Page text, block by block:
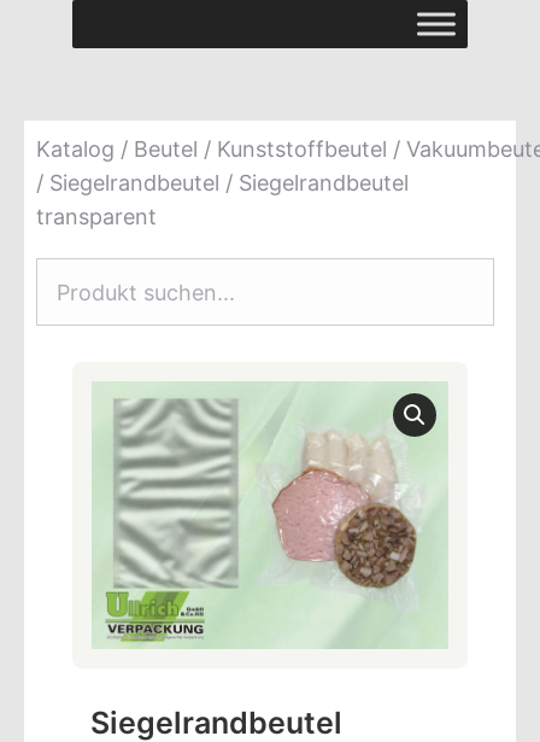
Katalog / Beutel / Kunststoffbeutel /
/ Siegelrandbeutel / Siegelrandbeutel
transparent
Siegelrandbeutel